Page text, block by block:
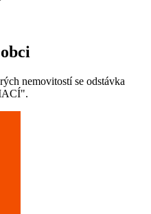
nemovitostí se odstávka